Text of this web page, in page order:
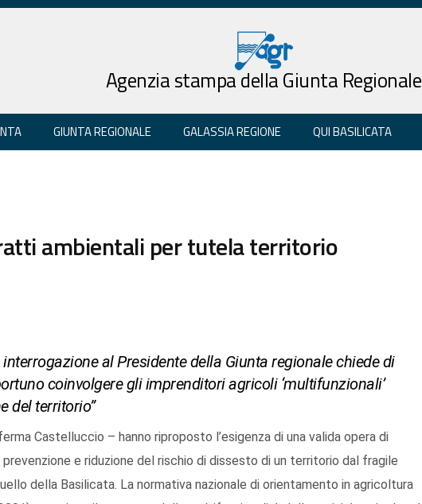
Agenzia stampa della Giunta Regionale
GIUNTA REGIONALE GALASSIA REGIONE QUI BASILICATA
ambientali per tutela territorio
al Presidente della Giunta regionale chiede di
coinvolgere gli imprenditori agricoli ‘multifunzionali’
del territorio”
Castelluccio – hanno riproposto l’esigenza di una valida opera di
e riduzione del rischio di dissesto di un territorio dal fragile
della Basilicata. La normativa nazionale di orientamento in agricoltura